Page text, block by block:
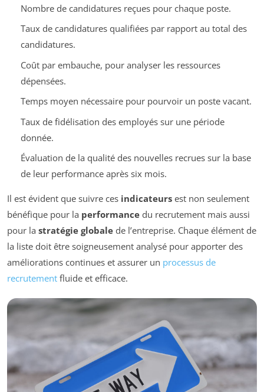
Nombre de candidatures reçues pour chaque poste.
Taux de candidatures qualifiées par rapport au total des
candidatures.
Coût par embauche, pour analyser les ressources
dépensées.
Temps moyen nécessaire pour pourvoir un poste vacant.
Taux de fidélisation des employés sur une période
donnée.
Évaluation de la qualité des nouvelles recrues sur la base
de leur performance après six mois.
Il est évident que suivre ces indicateurs est non seulement
bénéfique pour la performance du recrutement mais aussi
pour la stratégie globale de l’entreprise. Chaque élément de
la liste doit être soigneusement analysé pour apporter des
améliorations continues et assurer un processus de
recrutement fluide et efficace.